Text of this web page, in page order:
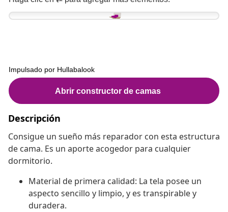
Descripción
Consigue un sueño más reparador con esta estructura
de cama. Es un aporte acogedor para cualquier
dormitorio.
Material de primera calidad: La tela posee un
aspecto sencillo y limpio, y es transpirable y
duradera.